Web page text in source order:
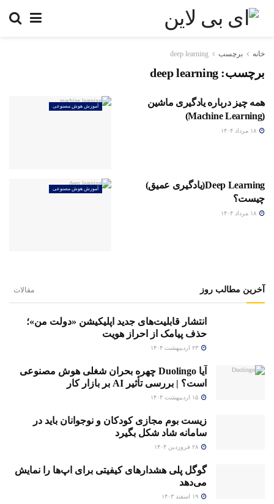
خانه برچسب deep learning
برچسب:deep learning
آموزش هوش مصنوعی
همه چیز درباره یادگیری ماشین
(Machine Learning)
آموزش هوش مصنوعی
Deep Learning(یادگیری عمیق)
چیست؟
آخرین مطالب روز مقالات
انتشار قابلیت‌های جدید اپلیکیشن «دولت من»؛
حذف پیامک از احراز هویت
آیا Duolingo چهره بحران شغلی هوش مصنوعی
است؟ | بررسی تأثیر AI بر بازار کار
زیست بوم مجازی کودکان و نوجوانان باید در
سامانه شاد شکل بگیرد
گوگل پلی هشدارهای کیفیتی برای اپ‌ها را نمایش
می‌دهد